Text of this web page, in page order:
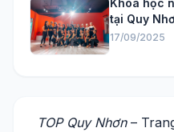
tại Quy
17/09/2025
TOP Quy Nhơn–